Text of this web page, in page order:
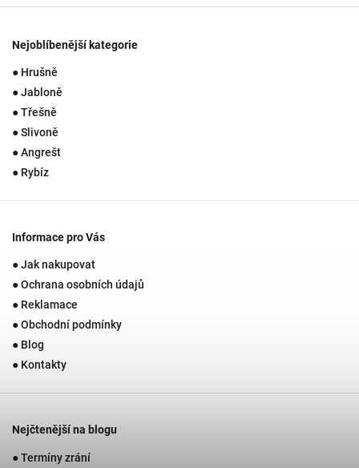
Nejoblíbenější kategorie
● Hrušně
● Jabloně
● Třešně
● Slivoně
● Angrešt
● Rybíz
Informace pro Vás
● Jak nakupovat
● Ochrana osobních údajů
● Reklamace
● Obchodní podmínky
● Blog
● Kontakty
Nejčtenější na blogu
● Termíny zrání